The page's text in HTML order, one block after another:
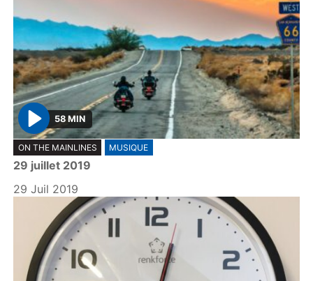
P
l
a
y
58 MIN
ON THE MAINLINES MUSIQUE
29 juillet 2019
29 Juil 2019